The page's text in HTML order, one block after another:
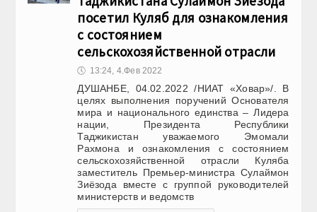
посетил Куляб для ознакомления
с состоянием
сельскохозяйственной отрасли
🕔 13:24, 4.Фев 2022
ДУШАНБЕ, 04.02.2022 /НИАТ «Ховар»/. В
целях выполнения поручений Основателя
мира и национального единства – Лидера
нации, Президента Республики
Таджикистан уважаемого Эмомали
Рахмона и ознакомления с состоянием
сельскохозяйственной отрасли Куляба
заместитель Премьер-министра Сулаймон
Зиёзода вместе с группой руководителей
министерств и ведомств